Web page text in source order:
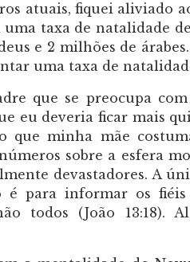
atuais, fiquei aliviado
taxa de natalidade
e 2 milhões de
uma taxa de
que se preocupa
eu deveria ficar mais
que minha mãe
sobre a esfera
devastadores. A
é para informar os
todos (João 13:18).